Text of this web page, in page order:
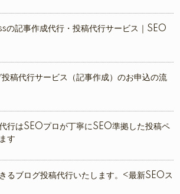
記事作成代行・投稿代行サービス｜SEO
稿代行サービス（記事作成）のお申込の流
行はSEOプロが丁寧にSEO準拠した投稿ペ
す
るブログ投稿代行いたします。<最新SEOス